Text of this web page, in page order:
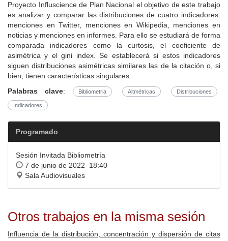
Proyecto Influscience de Plan Nacional el objetivo de este trabajo
es analizar y comparar las distribuciones de cuatro indicadores:
menciones en Twitter, menciones en Wikipedia, menciones en
noticias y menciones en informes. Para ello se estudiará de forma
comparada indicadores como la curtosis, el coeficiente de
asimétrica y el gini index. Se establecerá si estos indicadores
siguen distribuciones asimétricas similares las de la citación o, si
bien, tienen características singulares.
Palabras clave: Bibliometria Altmétricas Distribuciones
Indicadores
Programado
Sesión Invitada Bibliometría
7 de junio de 2022 18:40
Sala Audiovisuales
Otros trabajos en la misma sesión
Influencia de la distribución, concentración y dispersión de citas